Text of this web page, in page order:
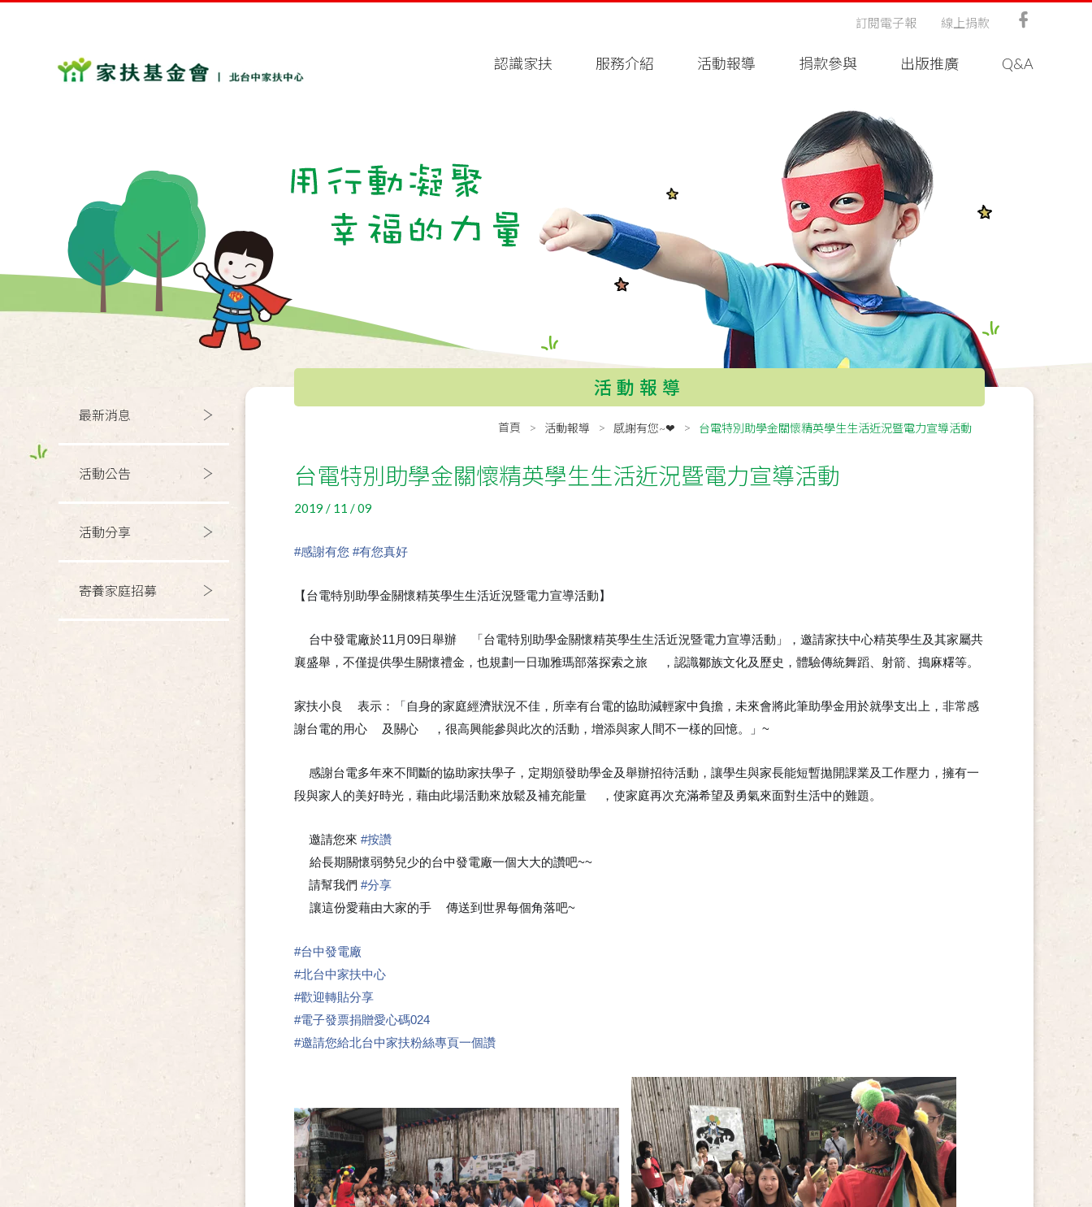
認識家扶 服務介紹 活動報導 捐款參與 出版推廣 Q&A
訂閱電子報 線上捐款
最新消息
活動公告
活動分享
寄養家庭招募
活動報導
首頁 活動報導 感謝有您~❤ 台電特別助學金關懷精英學生生活近況暨電力宣導活動
台電特別助學金關懷精英學生生活近況暨電力宣導活動
2019 / 11 / 09
#感謝有您 #有您真好
【台電特別助學金關懷精英學生生活近況暨電力宣導活動】
台中發電廠於11月09日舉辦
「台電特別助學金關懷精英學生生活近況暨電力宣導活動」，邀請家扶中心精英學生及其家屬共
襄盛舉，不僅提供學生關懷禮金，也規劃一日珈雅瑪部落探索之旅
，認識鄒族文化及歷史，體驗傳統舞蹈、射箭、搗麻糬等。
家扶小良
表示：「自身的家庭經濟狀況不佳，所幸有台電的協助減輕家中負擔，未來會將此筆助學金用於就學支出上，非常感
謝台電的用心
及關心 ，很高興能參與此次的活動，增添與家人間不一樣的回憶。」~
感謝台電多年來不間斷的協助家扶學子，定期頒發助學金及舉辦招待活動，讓學生與家長能短暫拋開課業及工作壓力，擁有一
段與家人的美好時光，藉由此場活動來放鬆及補充能量
，使家庭再次充滿希望及勇氣來面對生活中的難題。
邀請您來 #按讚
給長期關懷弱勢兒少的台中發電廠一個大大的讚吧~~
請幫我們 #分享
讓這份愛藉由大家的手
傳送到世界每個角落吧~
#台中發電廠
#北台中家扶中心
#歡迎轉貼分享
#電子發票捐贈愛心碼024
#邀請您給北台中家扶粉絲專頁一個讚